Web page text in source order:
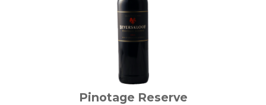
Pinotage Reserve